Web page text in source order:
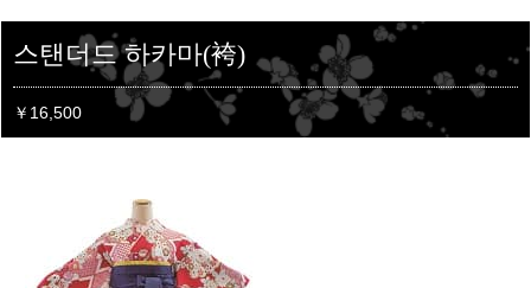
스탠더드 하카마(袴)
￥16,500